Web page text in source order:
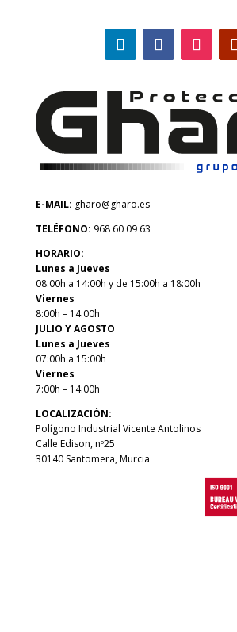
E-MAIL: gharo@gharo.es
TELÉFONO: 968 60 09 63
HORARIO:
Lunes a Jueves
08:00h a 14:00h y de 15:00h a 18:00h
Viernes
8:00h – 14:00h
JULIO Y AGOSTO
Lunes a Jueves
07:00h a 15:00h
Viernes
7:00h – 14:00h
LOCALIZACIÓN:
Polígono Industrial Vicente Antolinos
Calle Edison, nº25
30140 Santomera, Murcia